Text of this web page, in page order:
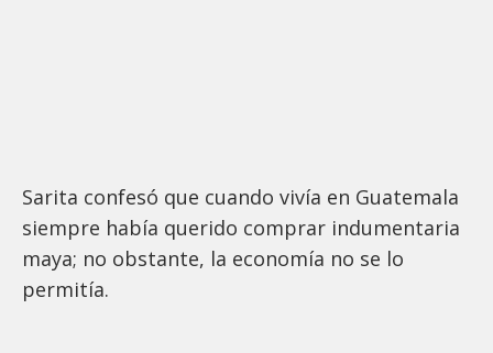
Sarita confesó que cuando vivía en Guatemala
siempre había querido comprar indumentaria
maya; no obstante, la economía no se lo
permitía.